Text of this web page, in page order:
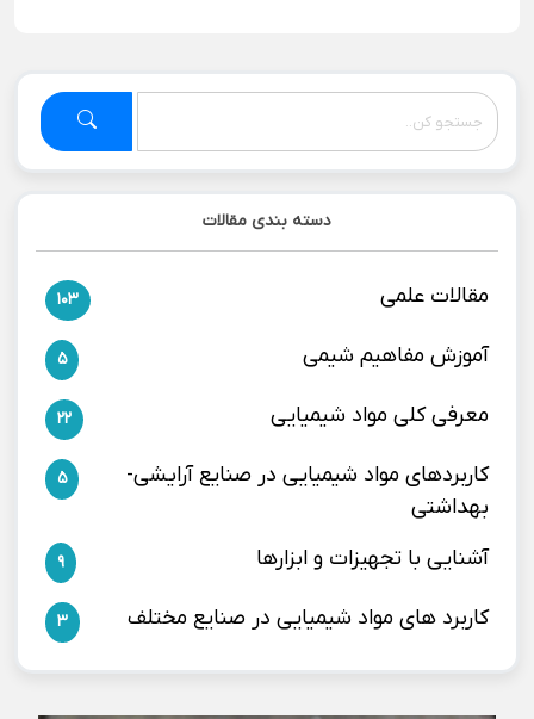
دسته بندی مقالات
مقالات علمی 103
آموزش مفاهیم شیمی 5
معرفی کلی مواد شیمیایی 22
کاربردهای مواد شیمیایی در صنایع آرایشی-
بهداشتی
5
آشنایی با تجهیزات و ابزارها 9
کاربرد های مواد شیمیایی در صنایع مختلف 3